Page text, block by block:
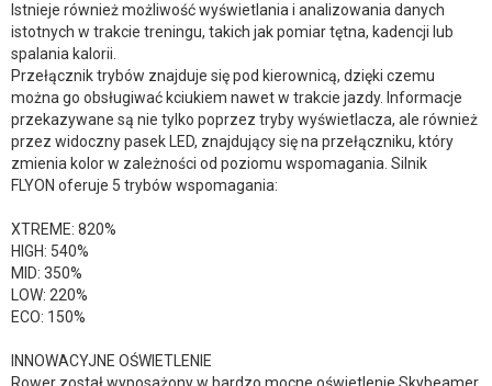
Istnieje również możliwość wyświetlania i analizowania danych
istotnych w trakcie treningu, takich jak pomiar tętna, kadencji lub
spalania kalorii.
Przełącznik trybów znajduje się pod kierownicą, dzięki czemu
można go obsługiwać kciukiem nawet w trakcie jazdy. Informacje
przekazywane są nie tylko poprzez tryby wyświetlacza, ale również
przez widoczny pasek LED, znajdujący się na przełączniku, który
zmienia kolor w zależności od poziomu wspomagania. Silnik
FLYON oferuje 5 trybów wspomagania:
XTREME: 820%
HIGH: 540%
MID: 350%
LOW: 220%
ECO: 150%
INNOWACYJNE OŚWIETLENIE